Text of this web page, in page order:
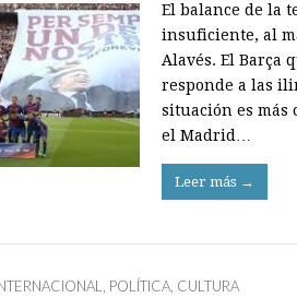
El balance de la
insuficiente, al
Alavés. El Barça
responde a las
situación es más
el Madrid…
Leer más →
, POLÍTICA, CULTURA